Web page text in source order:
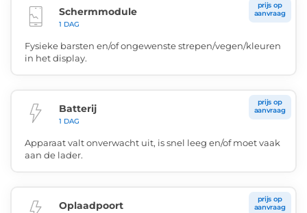
Schermmodule
1 DAG
prijs op
aanvraag
Fysieke barsten en/of ongewenste strepen/vegen/kleuren
in het display.
Batterij
1 DAG
prijs op
aanvraag
Apparaat valt onverwacht uit, is snel leeg en/of moet vaak
aan de lader.
Oplaadpoort
prijs op
aanvraag